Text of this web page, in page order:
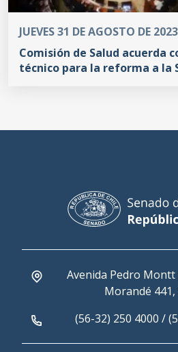
JUEVES 31 DE AGOSTO DE 2023
Comisión de Salud acuerda
técnico para la reforma a la
Avenida Pedro
Morandé
(56-32) 250 4000 /